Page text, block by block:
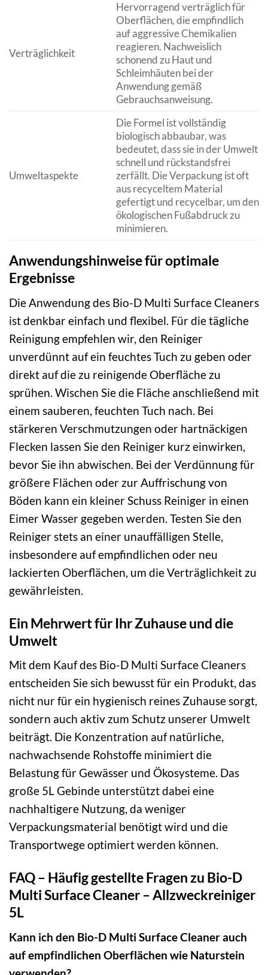
Verträglichkeit
Hervorragend verträglich für
Oberflächen, die empfindlich
auf aggressive Chemikalien
reagieren. Nachweislich
schonend zu Haut und
Schleimhäuten bei der
Anwendung gemäß
Gebrauchsanweisung.
Umweltaspekte
Die Formel ist vollständig
biologisch abbaubar, was
bedeutet, dass sie in der Umwelt
schnell und rückstandsfrei
zerfällt. Die Verpackung ist oft
aus recyceltem Material
gefertigt und recycelbar, um den
ökologischen Fußabdruck zu
minimieren.
Anwendungshinweise für optimale
Ergebnisse
Die Anwendung des Bio-D Multi Surface Cleaners
ist denkbar einfach und flexibel. Für die tägliche
Reinigung empfehlen wir, den Reiniger
unverdünnt auf ein feuchtes Tuch zu geben oder
direkt auf die zu reinigende Oberfläche zu
sprühen. Wischen Sie die Fläche anschließend mit
einem sauberen, feuchten Tuch nach. Bei
stärkeren Verschmutzungen oder hartnäckigen
Flecken lassen Sie den Reiniger kurz einwirken,
bevor Sie ihn abwischen. Bei der Verdünnung für
größere Flächen oder zur Auffrischung von
Böden kann ein kleiner Schuss Reiniger in einen
Eimer Wasser gegeben werden. Testen Sie den
Reiniger stets an einer unauffälligen Stelle,
insbesondere auf empfindlichen oder neu
lackierten Oberflächen, um die Verträglichkeit zu
gewährleisten.
Ein Mehrwert für Ihr Zuhause und die
Umwelt
Mit dem Kauf des Bio-D Multi Surface Cleaners
entscheiden Sie sich bewusst für ein Produkt, das
nicht nur für ein hygienisch reines Zuhause sorgt,
sondern auch aktiv zum Schutz unserer Umwelt
beiträgt. Die Konzentration auf natürliche,
nachwachsende Rohstoffe minimiert die
Belastung für Gewässer und Ökosysteme. Das
große 5L Gebinde unterstützt dabei eine
nachhaltigere Nutzung, da weniger
Verpackungsmaterial benötigt wird und die
Transportwege optimiert werden können.
FAQ – Häufig gestellte Fragen zu Bio-D
Multi Surface Cleaner – Allzweckreiniger
5L
Kann ich den Bio-D Multi Surface Cleaner auch
auf empfindlichen Oberflächen wie Naturstein